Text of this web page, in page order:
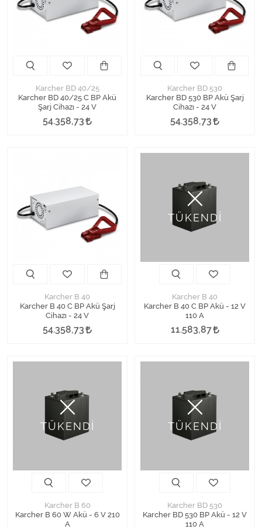
Karcher BD 40/25
Karcher BD 40/25 C BP Akü
Şarj Cihazı - 24 V
54.358,73
Karcher BD 530
Karcher BD 530 BP Akü Şarj
Cihazı - 24 V
54.358,73
Karcher B 40
Karcher B 40 C BP Akü Şarj
Cihazı - 24 V
54.358,73
TÜKENDİ
Karcher B 40
Karcher B 40 C BP Akü - 12 V
110 A
11.583,87
TÜKENDİ
Karcher B 60
Karcher B 60 W Akü - 6 V 210
A
TÜKENDİ
Karcher BD 530
Karcher BD 530 BP Akü - 12 V
110 A